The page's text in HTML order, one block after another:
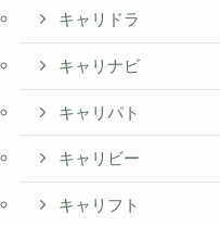
キャリドラ
キャリナビ
キャリパト
キャリビー
キャリフト